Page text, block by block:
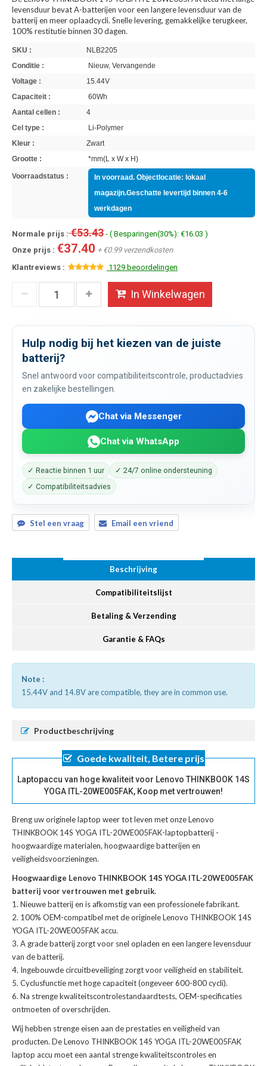
levensduur bevat A-batterijen voor een langere levensduur van de
batterij en meer oplaadcycli. Snelle levering, gemakkelijke terugkeer,
100% restitutie binnen 30 dagen.
SKU :
NLB2205
Conditie :
Nieuw, Vervangende
Voltage :
15.44V
Capaciteit :
60Wh
Aantal cellen :
4
Cel type :
Li-Polymer
Kleur :
Zwart
Grootte :
*mm(L x W x H)
Voorraadstatus :
In voorraad. Objectlocatie: lokaal
magazijn.Geschatte levertijd binnen 4-6
werkdagen
Normale prijs :€53.43 - ( Besparingen(30%): €16.03 )
Onze prijs : €37.40 + €0.99 verzendkosten
Klantreviews :
1129 beoordelingen
In Winkelwagen
Hulp nodig bij het kiezen van de juiste
batterij?
Snel antwoord voor compatibiliteitscontrole, productadvies
en zakelijke bestellingen.
Chat via Messenger
Chat via WhatsApp
✓ Reactie binnen 1 uur
✓ 24/7 online ondersteuning
✓ Compatibiliteitsadvies
Stel een vraag Email een vriend
Beschrijving
Compatibiliteitslijst
Betaling & Verzending
Garantie & FAQs
Note :
15.44V and 14.8V are compatible, they are in common use.
Productbeschrijving
Goede kwaliteit, Betere prijs
Laptopaccu van hoge kwaliteit voor Lenovo THINKBOOK 14S
YOGA ITL-20WE005FAK, Koop met vertrouwen!
Breng uw originele laptop weer tot leven met onzeLenovo
THINKBOOK 14S YOGA ITL-20WE005FAK-laptopbatterij -
hoogwaardige materialen, hoogwaardige batterijen en
veiligheidsvoorzieningen.
Hoogwaardige Lenovo THINKBOOK 14S YOGA ITL-20WE005FAK
batterij voor vertrouwen met gebruik.
Nieuwe batterij en is afkomstig van een professionele fabrikant.
100% OEM-compatibel met deoriginele Lenovo THINKBOOK 14S
YOGA ITL-20WE005FAK accu.
A grade batterij zorgt voor snel opladen en een langere levensduur
van de batterij.
Ingebouwde circuitbeveiliging zorgt voor veiligheid en stabiliteit.
Cyclusfunctie met hoge capaciteit (ongeveer 600-800 cycli).
Na strenge kwaliteitscontrolestandaardtests, OEM-specificaties
ontmoeten of overschrijden.
Wij hebben strenge eisen aan de prestaties en veiligheid van
producten. DeLenovo THINKBOOK 14S YOGA ITL-20WE005FAK
laptop accu moet een aantal strenge kwaliteitscontroles en